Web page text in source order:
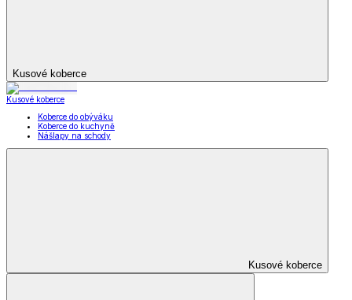
Kusové koberce
Kusové koberce
Koberce do obýváku
Koberce do kuchyně
Nášlapy na schody
Kusové koberce